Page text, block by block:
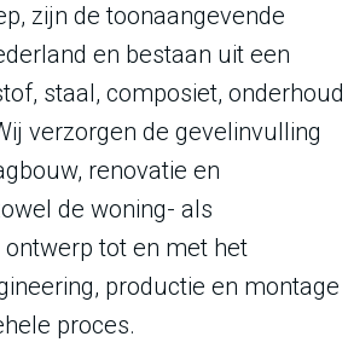
zijn de toonaangevende
en bestaan uit een
staal, composiet, onderhoud
verzorgen de gevelinvulling
renovatie en
de woning- als
tot en met het
productie en montage
proces.